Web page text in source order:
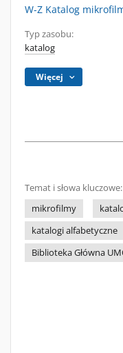
W-Z Katalog
Typ zasobu:
katalog
Więcej
Temat i słowa kluczowe:
mikrofilmy
katalogi alfabetyczne
Biblioteka Główna